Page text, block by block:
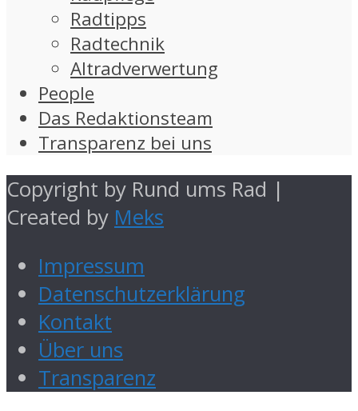
Radtipps
Radtechnik
Altradverwertung
People
Das Redaktionsteam
Transparenz bei uns
Copyright by Rund ums Rad |
Created by Meks
Impressum
Datenschutzerklärung
Kontakt
Über uns
Transparenz